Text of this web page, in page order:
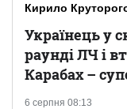
Кирило
6 серпня 08:13
Українець у
раунді ЛЧ і
Карабах –